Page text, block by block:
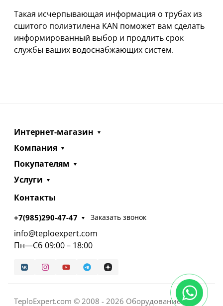
Такая исчерпывающая информация о трубах из
сшитого полиэтилена KAN поможет вам сделать
информированный выбор и продлить срок
службы ваших водоснабжающих систем.
Интернет-магазин
Компания
Покупателям
Услуги
Контакты
+7(985)290-47-47 Заказать звонок
info@teploexpert.com
Пн—Сб 09:00 – 18:00
TeploExpert.com © 2008 - 2026 Оборудование для